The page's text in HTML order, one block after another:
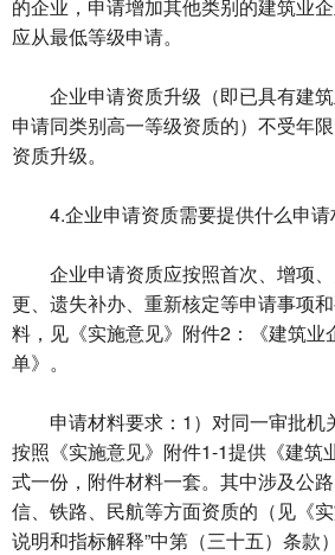
的企业，申请增加其他类别的建筑业
应从最低等级申请。
企业申请资质升级（即已具有建筑
申请同类别高一等级资质的）不受年
资质升级。
4.企业申请资质需要提供什么申请
企业申请资质应按照首次、增项、
更、遗失补办、重新核定等申请事项
料，见《实施意见》附件2：《建筑业
单》。
申请材料要求：1）对同一审批机
按照《实施意见》附件1-1提供《建筑
式一份，附件材料一套。其中涉及公
信、铁路、民航等方面资质的（见《
说明和指标解释”中第（三十五）条款